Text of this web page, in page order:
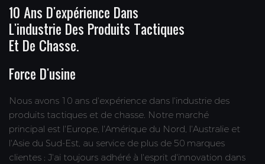
10 Ans D'expérience Dans
L'industrie Des Produits Tactiques
Et De Chasse.
Force D'usine
Nous avons 10 ans d'expérience dans l'industrie des
produits tactiques et de chasse. Notre marché
principal est l'Europe, l'Amérique du Nord, l'Australie et
l'Asie du Sud-Est, au service de plus de 50 marques
clientes ; J'ai toujours adhéré à l'esprit d'innovation dans